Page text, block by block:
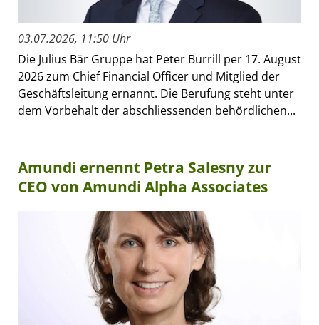
03.07.2026, 11:50 Uhr
Die Julius Bär Gruppe hat Peter Burrill per 17. August
2026 zum Chief Financial Officer und Mitglied der
Geschäftsleitung ernannt. Die Berufung steht unter
dem Vorbehalt der abschliessenden behördlichen...
Amundi ernennt Petra Salesny zur
CEO von Amundi Alpha Associates